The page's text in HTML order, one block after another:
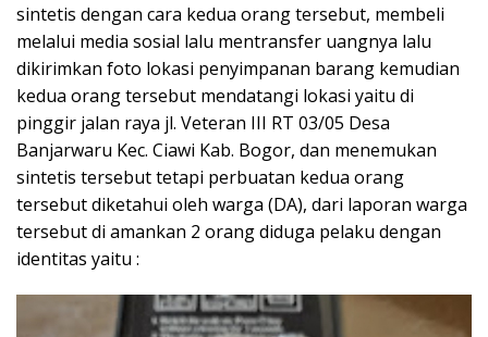
sintetis dengan cara kedua orang tersebut, membeli
melalui media sosial lalu mentransfer uangnya lalu
dikirimkan foto lokasi penyimpanan barang kemudian
kedua orang tersebut mendatangi lokasi yaitu di
pinggir jalan raya jl. Veteran III RT 03/05 Desa
Banjarwaru Kec. Ciawi Kab. Bogor, dan menemukan
sintetis tersebut tetapi perbuatan kedua orang
tersebut diketahui oleh warga (DA), dari laporan warga
tersebut di amankan 2 orang diduga pelaku dengan
identitas yaitu :